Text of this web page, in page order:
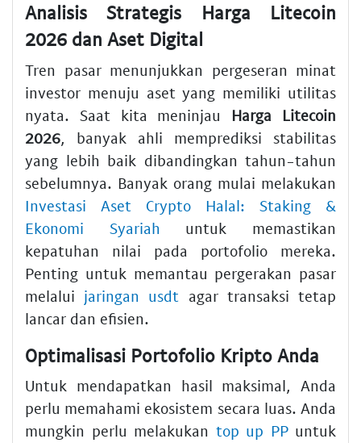
Analisis Strategis Harga Litecoin
2026 dan Aset Digital
Tren pasar menunjukkan pergeseran minat
investor menuju aset yang memiliki utilitas
nyata. Saat kita meninjau Harga Litecoin
2026, banyak ahli memprediksi stabilitas
yang lebih baik dibandingkan tahun-tahun
sebelumnya. Banyak orang mulai melakukan
Investasi Aset Crypto Halal: Staking &
Ekonomi Syariah untuk memastikan
kepatuhan nilai pada portofolio mereka.
Penting untuk memantau pergerakan pasar
melalui jaringan usdt agar transaksi tetap
lancar dan efisien.
Optimalisasi Portofolio Kripto Anda
Untuk mendapatkan hasil maksimal, Anda
perlu memahami ekosistem secara luas. Anda
mungkin perlu melakukan top up PPuntuk